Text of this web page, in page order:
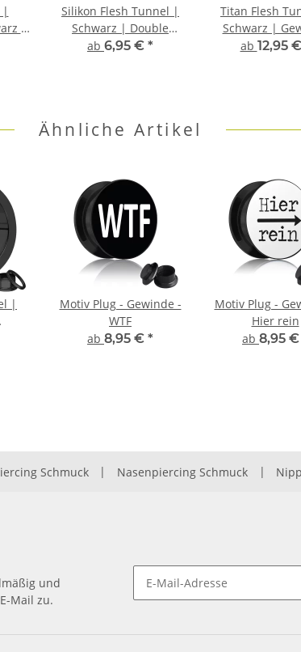
|
|
Silikon Flesh Tunnel |
Schwarz | Double
Flared Ohrtunnel |
ab 6,95 € *
Titan Flesh
Schwarz |
ab 12,95
Ähnliche Artikel
|
Motiv Plug - Gewinde -
WTF
ab 8,95 € *
Motiv Plug -
Hier rein
ab 8,95
Schmuck | Nasenpiercing Schmuck |
und
Mail zu.